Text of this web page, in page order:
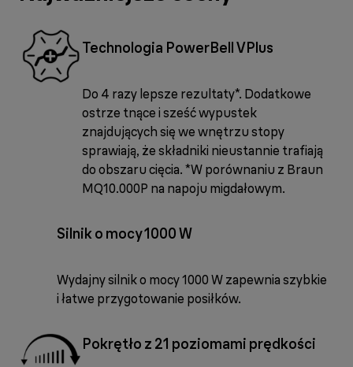
Technologia PowerBell VPlus
Do 4 razy lepsze rezultaty*. Dodatkowe
ostrze tnące i sześć wypustek
znajdujących się we wnętrzu stopy
sprawiają, że składniki nieustannie trafiają
do obszaru cięcia. *W porównaniu z Braun
MQ10.000P na napoju migdałowym.
Silnik o mocy 1000 W
Wydajny silnik o mocy 1000 W zapewnia szybkie
i łatwe przygotowanie posiłków.
Pokrętło z 21 poziomami prędkości